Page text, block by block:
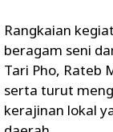
Rangkaian
beragam seni
Tari Pho, Rateb
serta turut
kerajinan lokal